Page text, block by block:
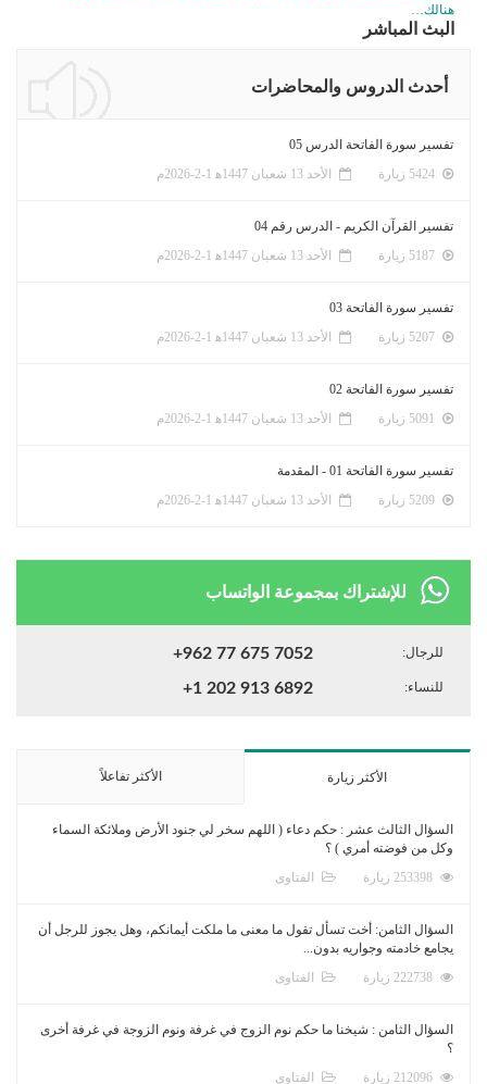
هنالك…
البث المباشر
أحدث الدروس والمحاضرات
تفسير سورة الفاتحة الدرس 05
الأحد 13 شعبان 1447ﻫ 1-2-2026م
تفسير القرآن الكريم - الدرس رقم 04
الأحد 13 شعبان 1447ﻫ 1-2-2026م
تفسير سورة الفاتحة 03
الأحد 13 شعبان 1447ﻫ 1-2-2026م
تفسير سورة الفاتحة 02
الأحد 13 شعبان 1447ﻫ 1-2-2026م
تفسير سورة الفاتحة 01 - المقدمة
الأحد 13 شعبان 1447ﻫ 1-2-2026م
للإشتراك بمجموعة الواتساب
للرجال: +962 77 675 7052
للنساء: +1 202 913 6892
الأكثر زيارة الأكثر تفاعلاً
السؤال الثالث عشر : حكم دعاء ( اللهم سخر لي جنود الأرض وملائكة السماء
وكل من فوضته أمري ) ؟
الفتاوى
السؤال الثامن: أخت تسأل تقول ما معنى ما ملكت أيمانكم، وهل يجوز للرجل أن
يجامع خادمته وجواريه بدون...
الفتاوى
السؤال الثامن : شيخنا ما حكم نوم الزوج في غرفة ونوم الزوجة في غرفة أخرى
؟
الفتاوى